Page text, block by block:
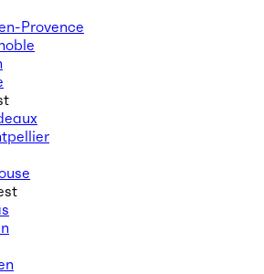
Provence